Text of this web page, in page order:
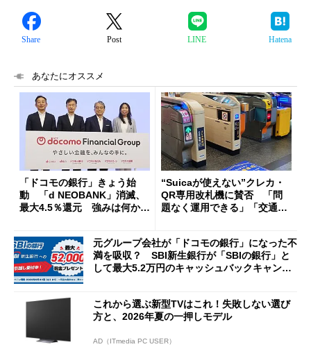
Share Post LINE Hatena
あなたにオススメ
「ドコモの銀行」きょう始
動 「d NEOBANK」消滅、
最大4.5％還元 強みは何か解
“Suicaが使えない”クレカ・
QR専用改札機に賛否 「問
題なく運用できる」「交通系I
元グループ会社が「ドコモの銀行」になった不
満を吸収？ SBI新生銀行が「SBIの銀行」と
して最大5.2万円のキャッシュバックキャンペ
これから選ぶ新型TVはこれ！失敗しない選び
方と、2026年夏の一押しモデル
AD（ITmedia PC USER）